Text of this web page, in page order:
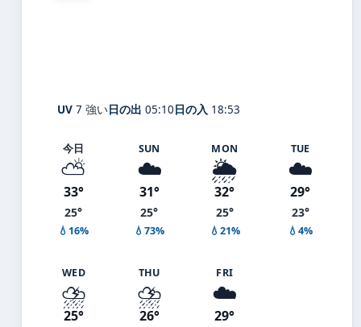
UV 7 強い日の出 05:10日の入 18:53
今日
⛅
33°
25°
💧16%
SUN
☁️
31°
25°
💧73%
MON
🌦️
32°
25°
💧21%
TUE
☁️
29°
23°
💧4%
WED
⛈️
25°
THU
⛈️
26°
FRI
☁️
29°